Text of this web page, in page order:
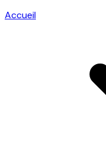
Accueil